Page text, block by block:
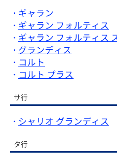
ギャラン
ギャラン フォルティス
ギャラン フォルティス
グランディス
コルト
コルト プラス
サ行
シャリオ グランディス
タ行